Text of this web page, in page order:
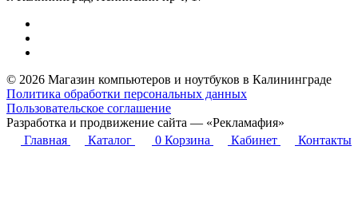
© 2026 Магазин компьютеров и ноутбуков в Калининграде
Политика обработки персональных данных
Пользовательское соглашение
Разработка и продвижение сайта — «Рекламафия»
Главная
Каталог 0 Корзина Кабинет Контакты